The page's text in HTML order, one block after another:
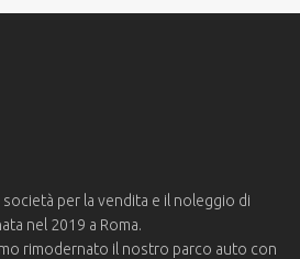
società per la vendita e il noleggio di
nel 2019 a Roma.
rimodernato il nostro parco auto con